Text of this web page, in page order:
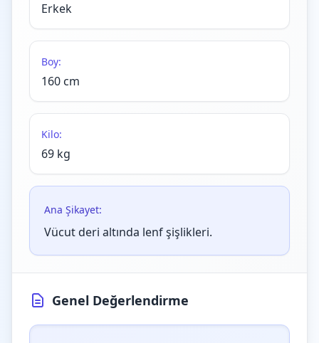
Erkek
Boy:
160 cm
Kilo:
69 kg
Ana Şikayet:
Vücut deri altında lenf şişlikleri.
Genel Değerlendirme